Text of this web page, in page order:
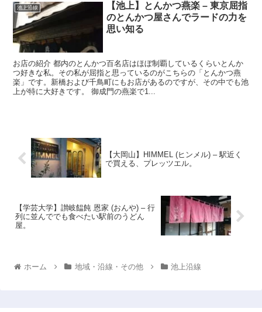
池上沿線
【池上】とんかつ燕楽 – 東京屈指
のとんかつ屋さんでラードの力を
思い知る
お店の紹介 都内のとんかつ百名店はほぼ制覇しているくらいとんか
つ好きな私。その私が屈指と思っているのがこちらの「とんかつ燕
楽」です。新橋および千鳥町にもお店があるのですが、その中でも池
上が特に大好きです。 御成門の燕楽で1...
【大岡山】HIMMEL (ヒンメル) – 駅近く
で買える、プレッツエル。
【学芸大学】讃岐饂飩 恩家 (おんや) – 行
列に並んででも食べたい駅前のうどん
屋。
ホーム 地域・沿線・その他 池上沿線